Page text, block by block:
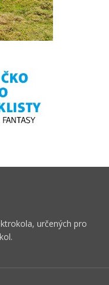
určených pro